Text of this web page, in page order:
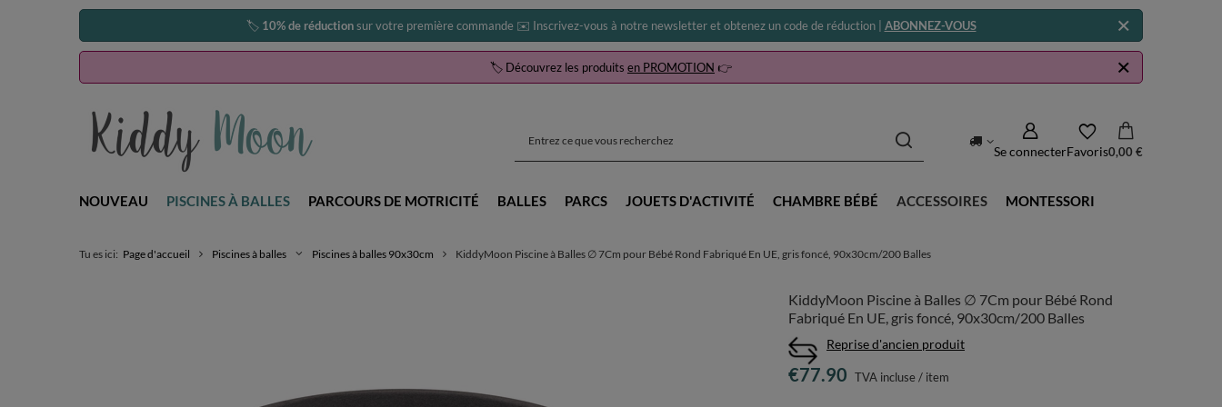
🏷️ 10% de réductionsur votre première commande ✉️ Inscrivez-vous à notre newsletter et obtenez un code de réduction | ABONNEZ-VOUS
🏷️ Découvrez les produits en PROMOTION 👉
Se connecterFavoris0,00 €
NOUVEAU PISCINES À BALLES PARCOURS DE MOTRICITÉ BALLES PARCS JOUETS D'ACTIVITÉ CHAMBRE BÉBÉ ACCESSOIRES MONTESSORI
Tu es ici: Page d'accueil Piscines à balles Piscines à balles 90x30cm KiddyMoon Piscine à Balles ∅ 7Cm pour Bébé Rond Fabriqué En UE, gris foncé, 90x30cm/200 Balles
KiddyMoon Piscine à Balles ∅ 7Cm pour Bébé Rond
Fabriqué En UE, gris foncé, 90x30cm/200 Balles
Reprise d'ancien produit
€77.90 TVA incluse/ item